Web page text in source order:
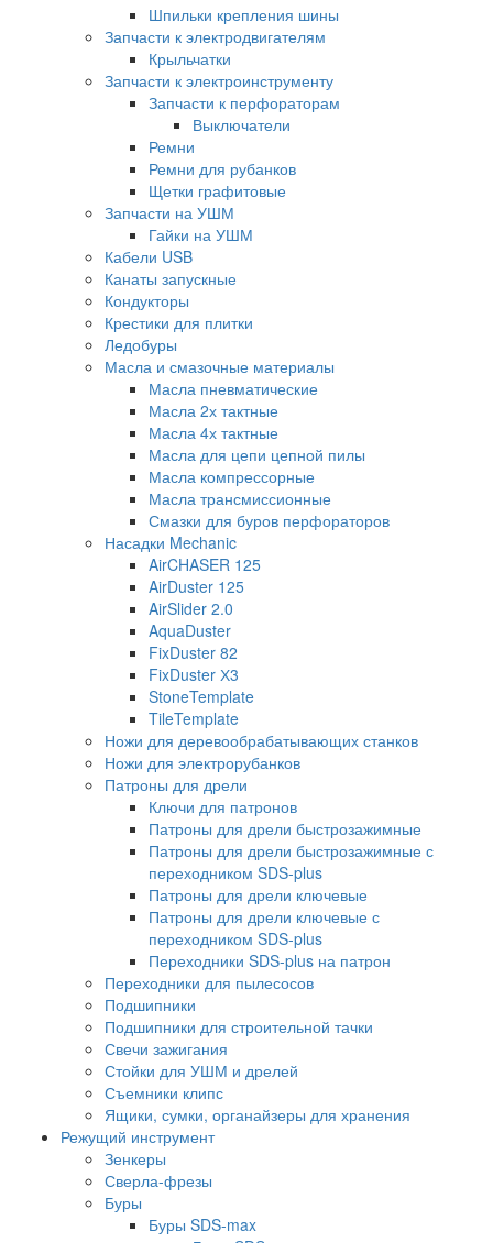
Шпильки крепления шины
Запчасти к электродвигателям
Крыльчатки
Запчасти к электроинструменту
Запчасти к перфораторам
Выключатели
Ремни
Ремни для рубанков
Щетки графитовые
Запчасти на УШМ
Гайки на УШМ
Кабели USB
Канаты запускные
Кондукторы
Крестики для плитки
Ледобуры
Масла и смазочные материалы
Масла пневматические
Масла 2х тактные
Масла 4х тактные
Масла для цепи цепной пилы
Масла компрессорные
Масла трансмиссионные
Смазки для буров перфораторов
Насадки Mechanic
AirCHASER 125
AirDuster 125
AirSlider 2.0
AquaDuster
FixDuster 82
FixDuster Х3
StoneTemplate
TileTemplate
Ножи для деревообрабатывающих станков
Ножи для электрорубанков
Патроны для дрели
Ключи для патронов
Патроны для дрели быстрозажимные
Патроны для дрели быстрозажимные с
переходником SDS-plus
Патроны для дрели ключевые
Патроны для дрели ключевые с
переходником SDS-plus
Переходники SDS-plus на патрон
Переходники для пылесосов
Подшипники
Подшипники для строительной тачки
Свечи зажигания
Стойки для УШМ и дрелей
Съемники клипс
Ящики, сумки, органайзеры для хранения
Режущий инструмент
Зенкеры
Сверла-фрезы
Буры
Буры SDS-max